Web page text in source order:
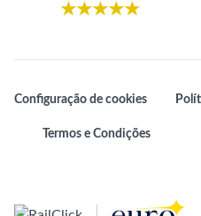
★★★★★
Configuração de cookies
Termos e Condições